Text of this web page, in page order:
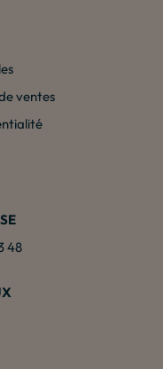
ventes
48